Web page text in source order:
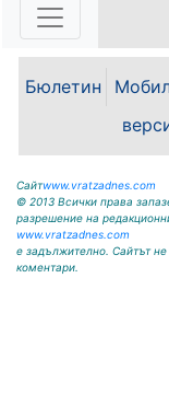
ВРАЦА 3060
09117/20-
На
чл. 14, ал.
Бюлетин
Сайтwww.vratzadnes.com
© 2013 Всички права
разрешение на
www.vratzadnes.com
е задължително. Сайтът не
коментари.